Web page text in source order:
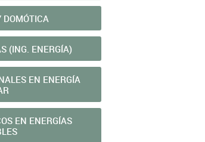
DOMÓTICA
(ING. ENERGÍA)
EN ENERGÍ­A
EN ENERGÍ­AS